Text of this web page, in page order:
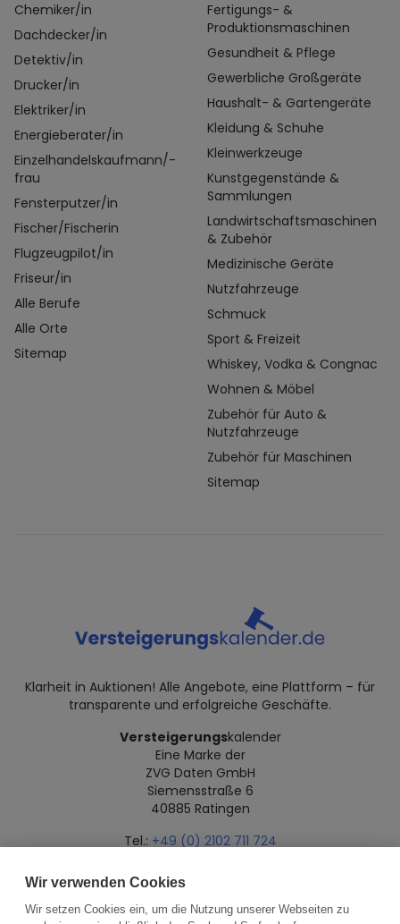
Chemiker/in
Dachdecker/in
Detektiv/in
Drucker/in
Elektriker/in
Energieberater/in
Einzelhandelskaufmann/-
frau
Fensterputzer/in
Fischer/Fischerin
Flugzeugpilot/in
Friseur/in
Alle Berufe
Alle Orte
Sitemap
Fertigungs- &
Produktionsmaschinen
Gesundheit & Pflege
Gewerbliche Großgeräte
Haushalt- & Gartengeräte
Kleidung & Schuhe
Kleinwerkzeuge
Kunstgegenstände &
Sammlungen
Landwirtschaftsmaschinen
& Zubehör
Medizinische Geräte
Nutzfahrzeuge
Schmuck
Sport & Freizeit
Whiskey, Vodka & Congnac
Wohnen & Möbel
Zubehör für Auto &
Nutzfahrzeuge
Zubehör für Maschinen
Sitemap
Klarheit in Auktionen! Alle Angebote, eine Plattform – für
transparente und erfolgreiche Geschäfte.
Versteigerungskalender
Eine Marke der
ZVG Daten GmbH
Siemensstraße 6
40885 Ratingen
Tel.: +49 (0) 2102 711 724
Datenschutz Impressum Über uns
Wir verwenden Cookies
Wir setzen Cookies ein, um die Nutzung unserer Webseiten zu